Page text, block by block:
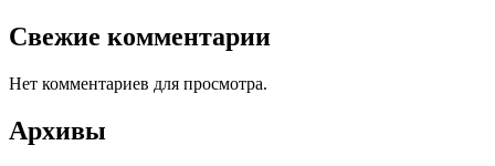
Свежие комментарии
Нет комментариев для просмотра.
Архивы